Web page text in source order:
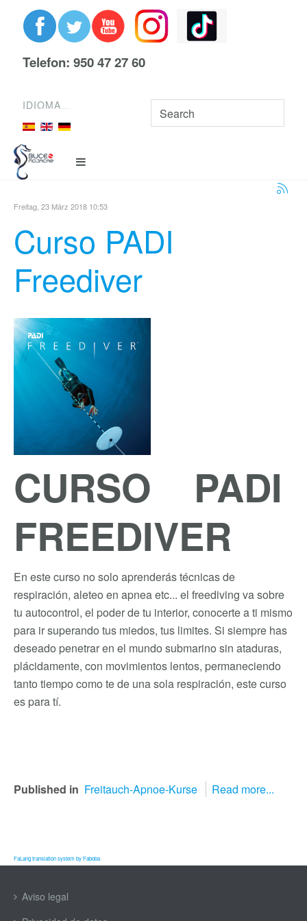
Telefon: 950 47 27 60
IDIOMA
Freitag, 23 März 2018 10:53
Curso PADI
Freediver
CURSO PADI
FREEDIVER
En este curso no solo aprenderás técnicas de
respiración, aleteo en apnea etc... el freediving va sobre
tu autocontrol, el poder de tu interior, conocerte a ti mismo
para ir superando tus miedos, tus limites. Si siempre has
deseado penetrar en el mundo submarino sin ataduras,
plácidamente, con movimientos lentos, permaneciendo
tanto tiempo como te de una sola respiración, este curso
es para tí.
Published in Freitauch-Apnoe-Kurse Read more...
FaLang translation system by Faboba
Aviso legal